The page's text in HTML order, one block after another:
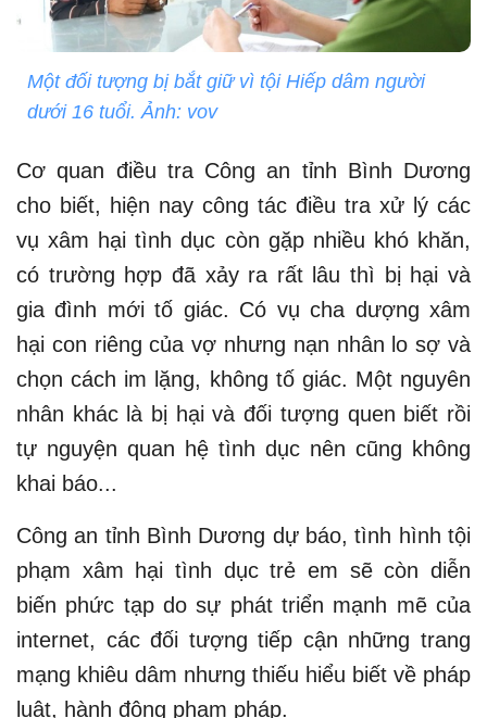
Một đối tượng bị bắt giữ vì tội Hiếp dâm người
dưới 16 tuổi. Ảnh: vov
Cơ quan điều tra Công an tỉnh Bình Dương
cho biết, hiện nay công tác điều tra xử lý các
vụ xâm hại tình dục còn gặp nhiều khó khăn,
có trường hợp đã xảy ra rất lâu thì bị hại và
gia đình mới tố giác. Có vụ cha dượng xâm
hại con riêng của vợ nhưng nạn nhân lo sợ và
chọn cách im lặng, không tố giác. Một nguyên
nhân khác là bị hại và đối tượng quen biết rồi
tự nguyện quan hệ tình dục nên cũng không
khai báo...
Công an tỉnh Bình Dương dự báo, tình hình tội
phạm xâm hại tình dục trẻ em sẽ còn diễn
biến phức tạp do sự phát triển mạnh mẽ của
internet, các đối tượng tiếp cận những trang
mạng khiêu dâm nhưng thiếu hiểu biết về pháp
luật, hành động phạm pháp.